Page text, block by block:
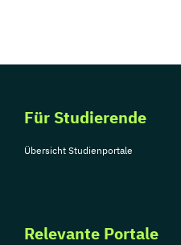
Für Studierende
Übersicht Studienportale
Relevante Portale